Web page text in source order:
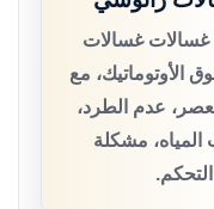
غسالات
الأوتوماتيك، مع
عدم الطرد،
المياه، مشكلة